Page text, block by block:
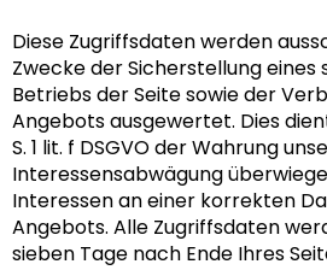
Diese Zugriffsdaten werden
Zwecke der Sicherstellung
Betriebs der Seite sowie der
Angebots ausgewertet. Dies
S. 1 lit. f DSGVO der Wahrung
Interessensabwägung
Interessen an einer korrekten
Angebots. Alle Zugriffsdaten
sieben Tage nach Ende Ihres